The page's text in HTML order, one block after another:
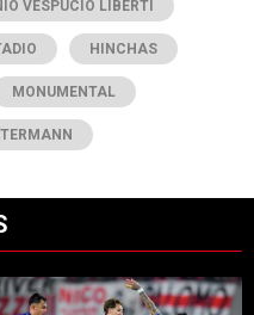
VESPUCIO LIBERTI
HINCHAS
MONUMENTAL
"Opinión: sin fútbol, sin rumbo
Un artículo de tendencia con el